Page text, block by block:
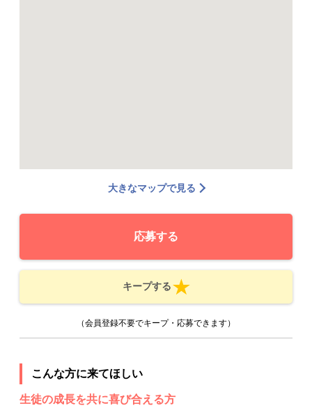
大きなマップで見る
応募する
キープする
（会員登録不要でキープ・応募できます）
こんな方に来てほしい
生徒の成長を共に喜び合える方